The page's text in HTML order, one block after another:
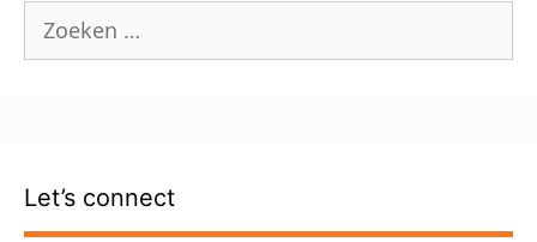
Zoek
naar:
Let’s connect